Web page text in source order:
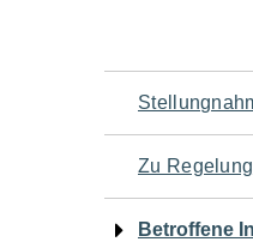
für
den
Zu
Betroffene